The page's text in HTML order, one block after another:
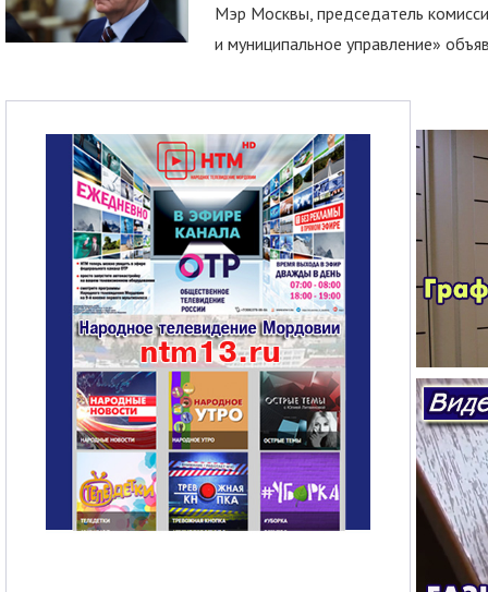
Мэр Москвы, председатель
и муниципальное управление»